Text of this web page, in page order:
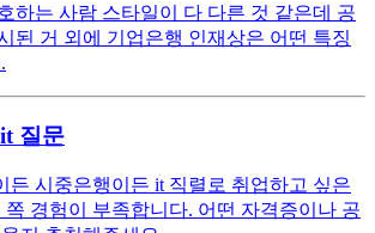
하는 사람 스타일이 다 다른 것 같은데 공
된 거 외에 기업은행 인재상은 어떤 특징
질문
든 시중은행이든 it 직렬로 취업하고 싶은
쪽 경험이 부족합니다. 어떤 자격증이나 공